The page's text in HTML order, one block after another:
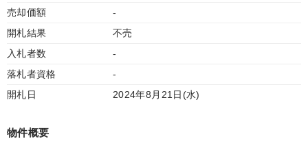
売却価額
-
開札結果
不売
入札者数
-
落札者資格
-
開札日
2024年8月21日(水)
物件概要